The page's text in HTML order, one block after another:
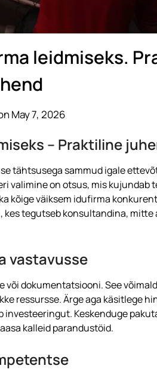
leidmiseks.
May 7, 2026
– Praktiline
tähtsusega sammud igale
valimine on otsus, mis kujundab
kõige väiksem idufirma
kes tegutseb konsultandina,
vastavusse
dokumentatsiooni. See
ressursse. Ärge aga käsitlege
Keskenduge
kalleid parandustöid.